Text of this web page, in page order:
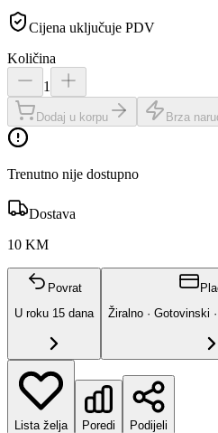
Cijena uključuje PDV
Količina
1
Dodaj u korpu Brza
Trenutno nije dostupno
Dostava
10 KM
Povrat
U roku 15 dana
Žiralno · Gotovinski
Lista želja Poredi Podijeli